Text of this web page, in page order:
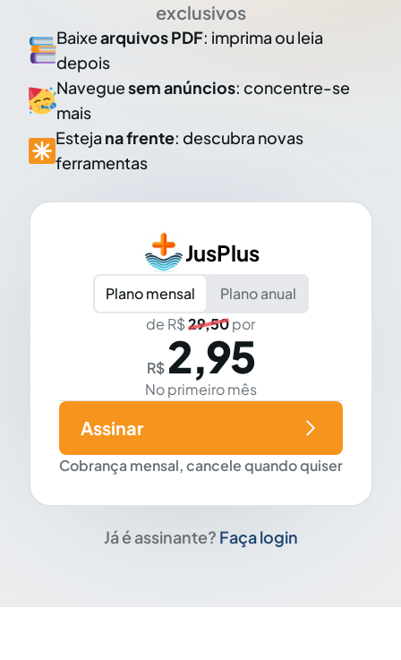
exclusivos
Baixearquivos PDF: imprima ou leia
depois
Naveguesem anúncios: concentre-se
mais
Esteja na frente: descubra novas
ferramentas
JusPlus
Plano mensal
Plano anual
de R$29,50por
R$ 2,95
No primeiro mês
Cobrança mensal, cancele quando quiser
Assinar
Já é assinante? Faça login